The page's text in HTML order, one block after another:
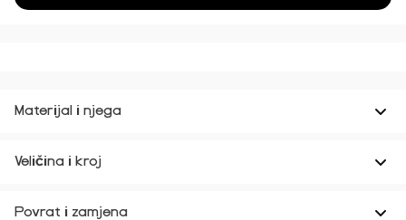
Materijal i njega
Veličina i kroj
Povrat i zamjena